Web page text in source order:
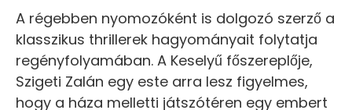
A régebben nyomozóként is dolgozó szerző a
klasszikus thrillerek hagyományait folytatja
regényfolyamában. A Keselyű főszereplője,
Szigeti Zalán egy este arra lesz figyelmes,
hogy a háza melletti játszótéren egy embert